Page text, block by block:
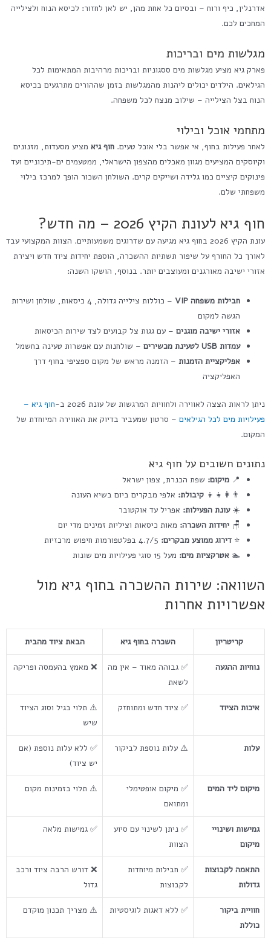
אדרנלין, כיף ורוח – ובסיום כל אחת מהן, יש לאן לחזור: לכיסא הנוח ולצילייה
המחכים לכם.
מגלשות מים ובריכות
פארק גיא מציע מגלשות מים ססגוניות ובריכות מרהיבות המתאימות לכל
הגילאים. הילדים יכולים ליהנות מהמגלשות בזמן שההורים מתרגעים בכיסא
הנוח בצל הצילייה – שילוב מנצח לכל משפחה.
מתחמי אוכל ובילוי
לאחר פעילות בחוף, אי אפשר בלי אוכל טעים. חוף גיא מציע מסעדות, מזנונים
וקיוסקים המציעים מגוון מאכלים מהצפון הישראלי, ממטעמים ים-תיכוניים ועד
פינוקים קיציים כמו גלידה ושייקים קרים. השולחן השכור הופך למרכז בילוי
משפחתי שלם.
חוף גיא לעונת הקיץ 2026 – מה חדש?
עונת הקיץ 2026 בחוף גיא מגיעה עם שדרוגים משמעותיים. הצוות המקצועי עבד
לאורך כל החורף על שיפור תשתיות ההשכרה, הוספת יחידות ציוד חדש ויצירת
אזורי ישיבה מאורגנים ומעוצבים יותר. בנוסף, הושקו השנה:
חבילות משפחה VIP
– כוללות צילייה גדולה, 4 כיסאות, שולחן ושירות
הגשה למקום
אזורי ישיבה מוגנים – עם גגות צל קבועים לצד שירות הכיסאות
עמדות USB לטעינת מכשירים
– שולחנות עם אפשרות טעינה בחשמל
אפליקציית הזמנות – הזמנה מראש של מקום ספציפי בחוף דרך
האפליקציה
ניתן לראות הצצה לאווירה ולחוויות המרגשות של עונת 2026 ב-
חוף גיא –
פעילויות מים לכל הגילאים – סרטון שמעביר בדיוק את האווירה המיוחדת של
המקום.
נתונים חשובים על חוף גיא
📍מיקום: שפת הכנרת, צפון ישראל
👨‍👩‍👧‍👦קיבולת: אלפי מבקרים ביום בשיא העונה
☀️עונת הפעילות: אפריל עד אוקטובר
🪑יחידות השכרה: מאות כיסאות וציליות זמינים מדי יום
⭐דירוג ממוצע מבקרים:
🏊אטרקציות מים: מעל 15 סוגי פעילויות מים שונות
השוואה: שירות ההשכרה בחוף גיא מול
אפשרויות אחרות
קריטריון השכרה בחוף גיא הבאת ציוד מהבית
נוחיות ההגעה
✅ גבוהה מאוד – אין מה
לשאת
❌ מאמץ בהעמסה ופריקה
איכות הציוד ✅ ציוד חדש ומתוחזק
⚠️ תלוי בגיל וסוג הציוד
שיש
עלות ⚠️ עלות נוספת לביקור
✅ ללא עלות נוספת (אם
יש ציוד)
מיקום ליד המים
✅ מיקום אופטימלי
ומתואם
⚠️ תלוי בזמינות מקום
גמישות ושינויי
מיקום
✅ ניתן לשינוי עם סיוע
הצוות
✅ גמישות מלאה
התאמה לקבוצות
גדולות
✅ חבילות מיוחדות
לקבוצות
❌ דורש הרבה ציוד ורכב
גדול
חוויית ביקור
כוללת
✅ ללא דאגות לוגיסטיות ⚠️ מצריך תכנון מוקדם